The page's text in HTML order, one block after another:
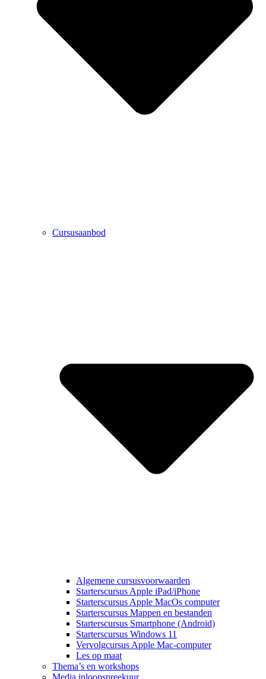
Cursusaanbod
Algemene cursusvoorwaarden
Starterscursus Apple iPad/iPhone
Starterscursus Apple MacOs computer
Starterscursus Mappen en bestanden
Starterscursus Smartphone (Android)
Starterscursus Windows 11
Vervolgcursus Apple Mac-computer
Les op maat
Thema’s en workshops